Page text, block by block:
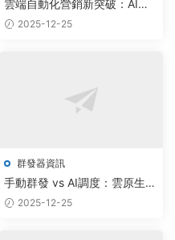
雲端自動化營銷新突破：AI驅
動紙飛機批量私信系統實現精
2025-12-25
群發器資訊
手動群發 vs AI調度：雲原生軟
件重塑Telegram出海營銷新範
2025-12-25